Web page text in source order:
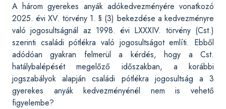
A három gyerekes anyák adókedvezményére vonatkozó
2025. évi XV. törvény 1. § (3) bekezdése a kedvezményre
való jogosultságnál az 1998. évi LXXXIV. törvény (Cst.)
szerinti családi pótlékra való jogosultságot említi. Ebből
adódóan gyakran felmerül a kérdés, hogy a Cst.
hatálybalépését megelőző időszakban, a korábbi
jogszabályok alapján családi pótlékra jogosultság a 3
gyerekes anyák kedvezményénél nem is vehető
figyelembe?